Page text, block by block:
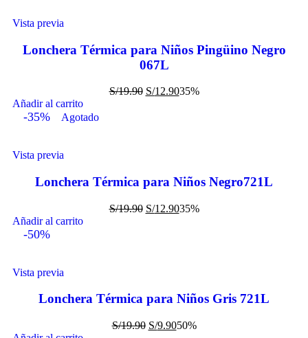
Vista previa
Lonchera Térmica para Niños Pingüino Negro
067L
S/19.90 S/12.9035%
Añadir al carrito
-35% Agotado
Vista previa
Lonchera Térmica para Niños Negro721L
S/19.90 S/12.9035%
Añadir al carrito
-50%
Vista previa
Lonchera Térmica para Niños Gris 721L
S/19.90 S/9.9050%